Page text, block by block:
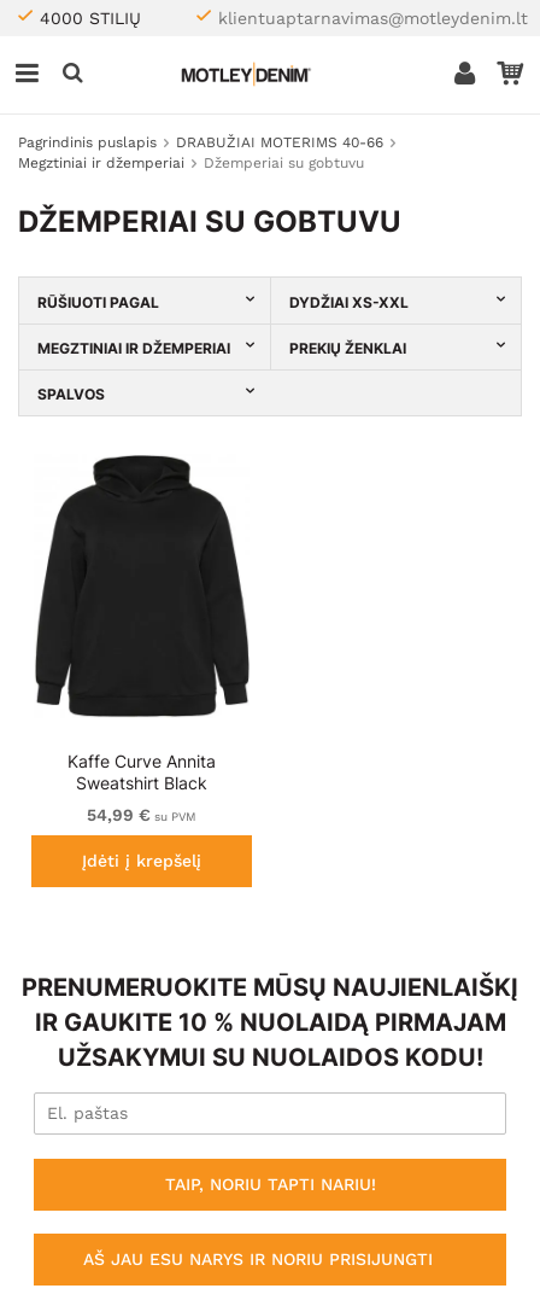
4000 STILIŲ klientuaptarnavimas@motleydenim.lt
Pagrindinis puslapis
DRABUŽIAI MOTERIMS 40-66
Megztiniai ir džemperiai
Džemperiai su gobtuvu
DŽEMPERIAI SU GOBTUVU
RŪŠIUOTI PAGAL DYDŽIAI XS-XXL
MEGZTINIAI IR DŽEMPERIAI PREKIŲ ŽENKLAI
SPALVOS
Kaffe Curve Annita
Sweatshirt Black
54,99 € su PVM
Įdėti į krepšelį
PRENUMERUOKITE MŪSŲ NAUJIENLAIŠKĮ
IR GAUKITE 10 % NUOLAIDĄ PIRMAJAM
UŽSAKYMUI SU NUOLAIDOS KODU!
TAIP, NORIU TAPTI NARIU!
AŠ JAU ESU NARYS IR NORIU PRISIJUNGTI